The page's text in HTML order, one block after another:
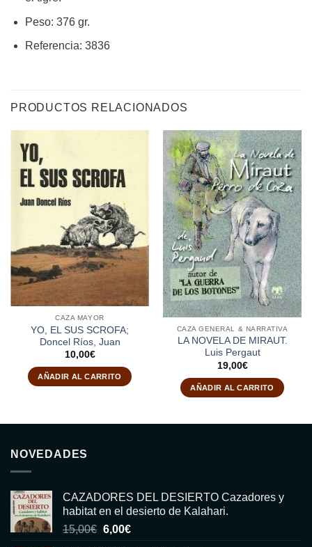
Peso: 376 gr.
Referencia: 3836
PRODUCTOS RELACIONADOS
CAZA MAYOR
YO, EL SUS SCROFA;
Doncel Ríos, Juan
10,00€
AÑADIR AL CARRITO
CAZA GENERAL & NARRATIVA
LA NOVELA DE MIRAUT.
Luis Pergaut
19,00€
AÑADIR AL CARRITO
NOVEDADES
CAZADORES DEL DESIERTO Cazadores y
habitat en el desierto de Kalahari.
15,00€ El
6,00€El